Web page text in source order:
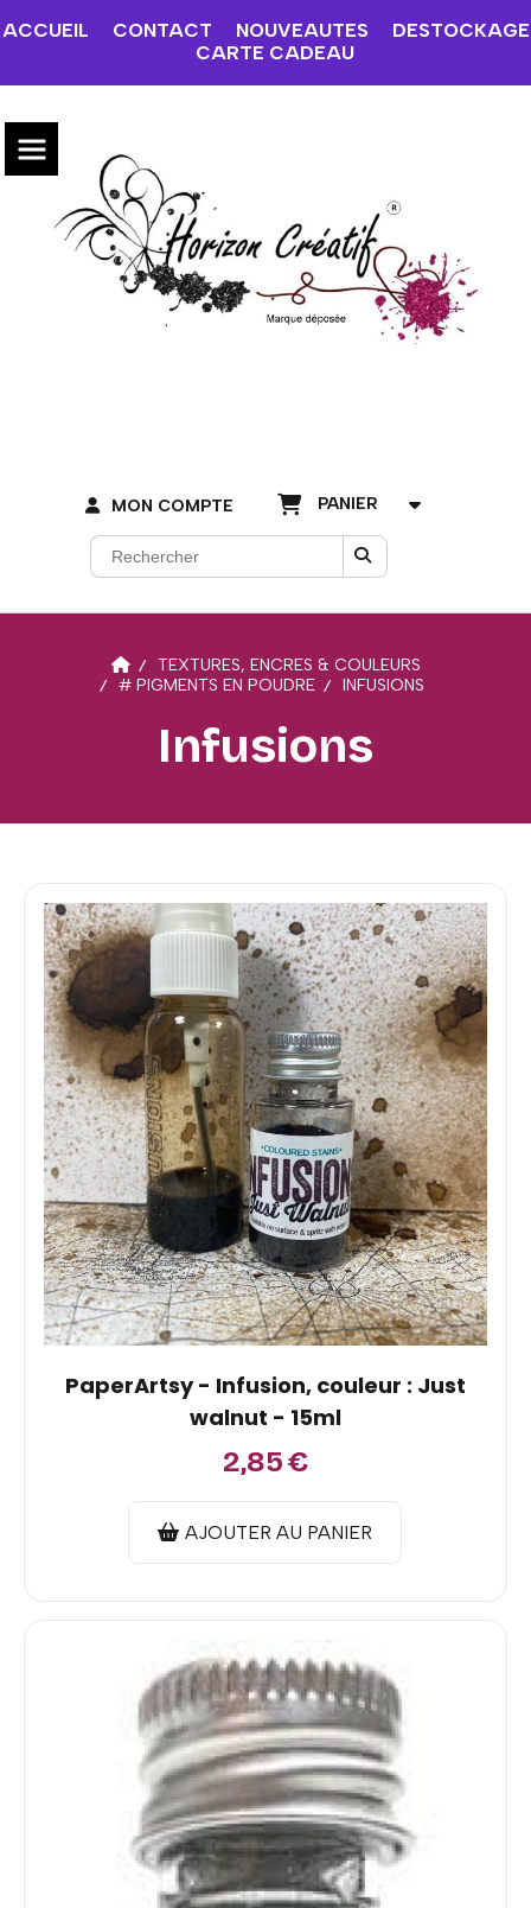
ACCUEIL CONTACT NOUVEAUTES
DESTOCKAGE
CARTE CADEAU
MON COMPTE PANIER
TEXTURES, ENCRES & COULEURS
# PIGMENTS EN POUDRE
INFUSIONS
Infusions
PaperArtsy - Infusion, couleur : Just
walnut - 15ml
2,85€
AJOUTER AU PANIER